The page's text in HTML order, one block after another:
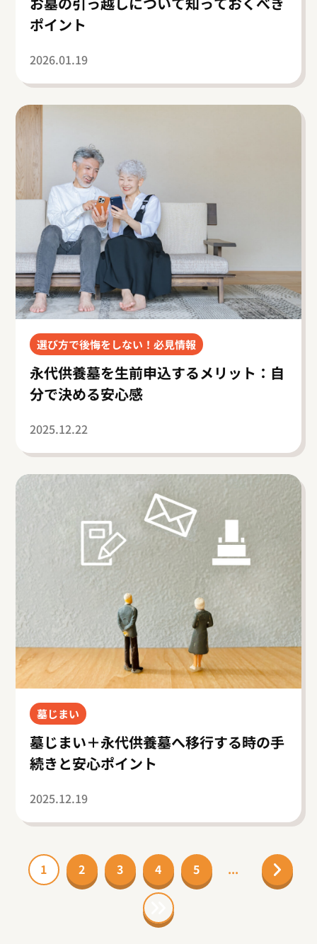
ポイント
2026.01.19
選び方で後悔をしない！必見情報
永代供養墓を生前申込するメリット：自
分で決める安心感
2025.12.22
墓じまい
墓じまい＋永代供養墓へ移行する時の手
続きと安心ポイント
2025.12.19
1 2 3 4 5 ... »